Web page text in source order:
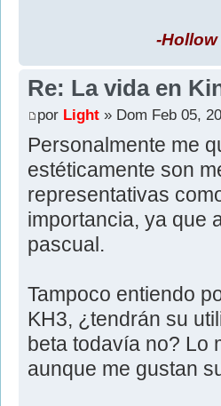
-
Re: La vida en
por Light » Dom Feb 05,
Personalmente me
estéticamente son
representativas
importancia, ya que
pascual.
Tampoco entiendo
KH3, ¿tendrán su
beta todavía no? Lo
aunque me gustan